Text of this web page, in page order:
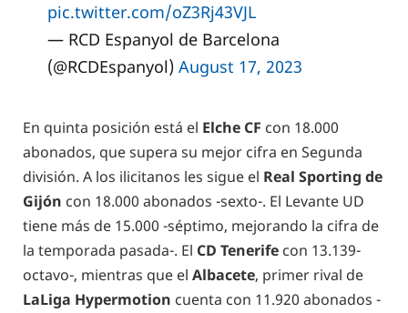
pic.twitter.com/oZ3Rj43VJL
— RCD Espanyol de Barcelona
(@RCDEspanyol) August 17, 2023
En quinta posición está el Elche CF con 18.000
abonados, que supera su mejor cifra en Segunda
división. A los ilicitanos les sigue el Real Sporting de
Gijón con 18.000 abonados -sexto-. El Levante UD
tiene más de 15.000 -séptimo, mejorando la cifra de
la temporada pasada-. El CD Tenerife con 13.139-
octavo-, mientras que el Albacete, primer rival de
LaLiga Hypermotion cuenta con 11.920 abonados -